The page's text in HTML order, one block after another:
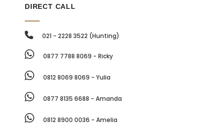
DIRECT CALL
021 - 2228 3522 (Hunting)
0877 7788 8069 - Ricky
0812 8069 8069 - Yulia
0877 8135 6688 - Amanda
0812 8900 0036 - Amelia